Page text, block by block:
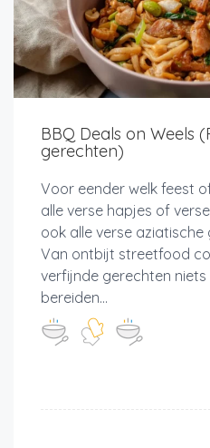
BBQ Deals on Weels
gerechten)
Voor eender welk feest
alle verse hapjes of
ook alle verse
Van ontbijt streetfood
verfijnde gerechten niets
bereiden...